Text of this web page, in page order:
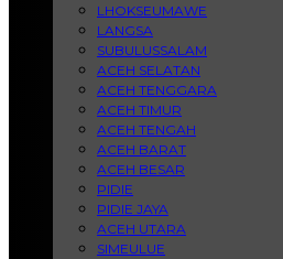
LHOKSEUMAWE
LANGSA
SUBULUSSALAM
ACEH SELATAN
ACEH TENGGARA
ACEH TIMUR
ACEH TENGAH
ACEH BARAT
ACEH BESAR
PIDIE
PIDIE JAYA
ACEH UTARA
SIMEULUE